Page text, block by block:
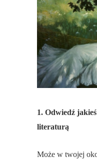
1. Odwiedź
literaturą
Może w twojej